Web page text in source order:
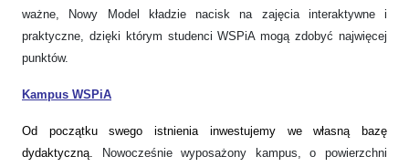
ważne, Nowy Model kładzie nacisk na zajęcia interaktywne i
praktyczne, dzięki którym studenci WSPiA mogą zdobyć najwięcej
punktów.
Kampus WSPiA
Od początku swego istnienia inwestujemy we własną bazę
dydaktyczną.
Nowocześnie wyposażony kampus, o powierzchni